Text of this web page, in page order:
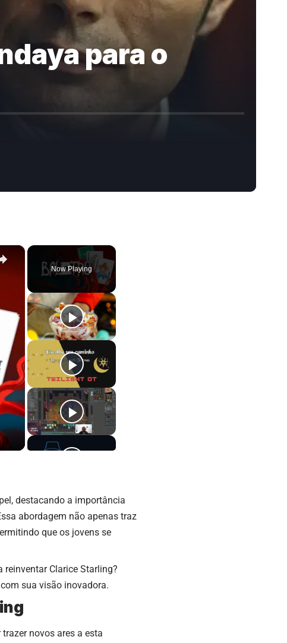
para o
Now Playing
×
destacando a importância
abordagem não apenas traz
que os jovens se
Clarice Starling?
sua visão inovadora.
novos ares a esta